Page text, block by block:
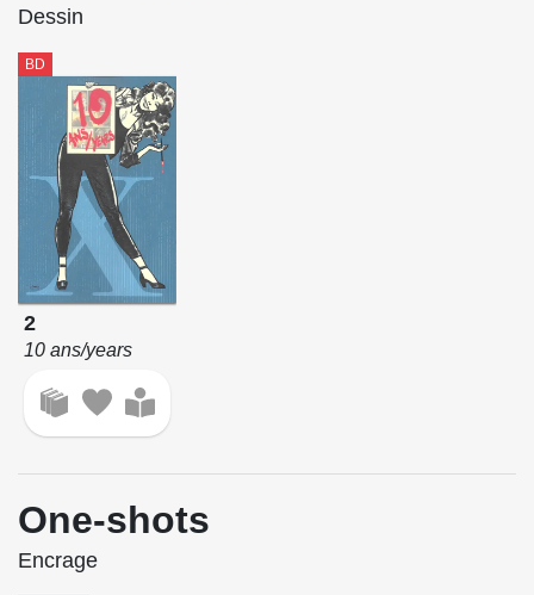
Dessin
BD
2
10 ans/years
One-shots
Encrage